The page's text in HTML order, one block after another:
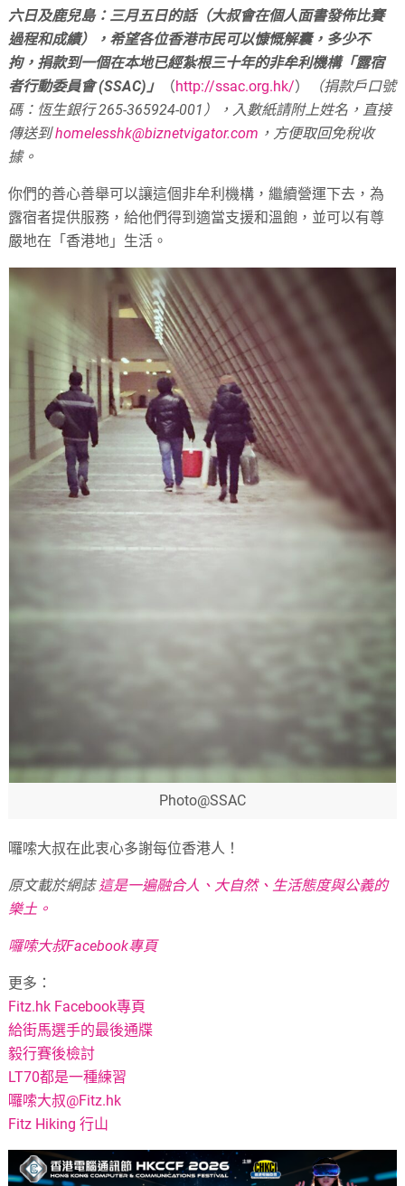
六日及鹿兒島：三月五日的話（大叔會在個人面書發佈比賽
過程和成績），希望各位香港市民可以慷慨解囊，多少不
拘，捐款到一個在本地已經紮根三十年的非牟利機構「露宿
者行動委員會 (SSAC)」
（http://ssac.org.hk/）
（捐款戶口號
碼：恆生銀行 265-365924-001），入數紙請附上姓名，直接
傳送到homelesshk@biznetvigator.com ，方便取回免稅收
據。
你們的善心善舉可以讓這個非牟利機構，繼續營運下去，為
露宿者提供服務，給他們得到適當支援和溫飽，並可以有尊
嚴地在「香港地」生活。
Photo@SSAC
囉嗦大叔在此衷心多謝每位香港人！
原文載於網誌這是一遍融合人、大自然、生活態度與公義的
樂土。
囉嗦大叔Facebook專頁
更多：
Fitz.hk Facebook專頁
給街馬選手的最後通牒
毅行賽後檢討
LT70都是一種練習
囉嗦大叔@Fitz.hk
Fitz Hiking 行山